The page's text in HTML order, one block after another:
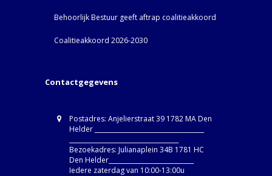
Behoorlijk Bestuur geeft aftrap coalitieakkoord
Coalitieakkoord 2026-2030
Contactgegevens
Postadres: Anjelierstraat 39 1782 MA Den
Helder ____________________________________
Bezoekadres: Julianaplein 34B 1781 HC
Den Helder____________________________
Iedere zaterdag van 10:00-13:00u